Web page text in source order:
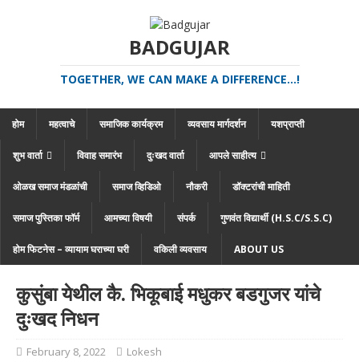
BADGUJAR
TOGETHER, WE CAN MAKE A DIFFERENCE...!
होम महत्वाचे समाजिक कार्यक्रम व्यवसाय मार्गदर्शन यशप्राप्ती
शुभ वार्ता विवाह समारंभ दुःखद वार्ता आपले साहीत्य
ओळख समाज मंडळांची समाज व्हिडिओ नौकरी डॉक्टरांची माहिती
समाज पुस्तिका फॉर्म आमच्या विषयी संपर्क गुणवंत विद्यार्थी (H.S.C/S.S.C)
होम फिटनेस – व्यायाम घराच्या घरी वकिली व्यवसाय ABOUT US
कुसुंबा येथील कै. भिकूबाई मधुकर बडगुजर यांचे
दुःखद निधन
February 8, 2022 Lokesh